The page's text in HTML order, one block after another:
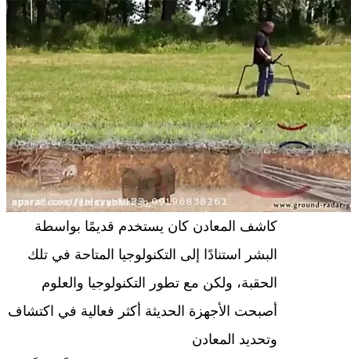
كاشف المعادن كان يستخدم قديمًا بواسطة
البشر استنادًا إلى التكنولوجيا المتاحة في تلك
الحقبة، ولكن مع تطور التكنولوجيا والعلوم
أصبحت الأجهزة الحديثة أكثر فعالية في اكتشاف
وتحديد المعادن